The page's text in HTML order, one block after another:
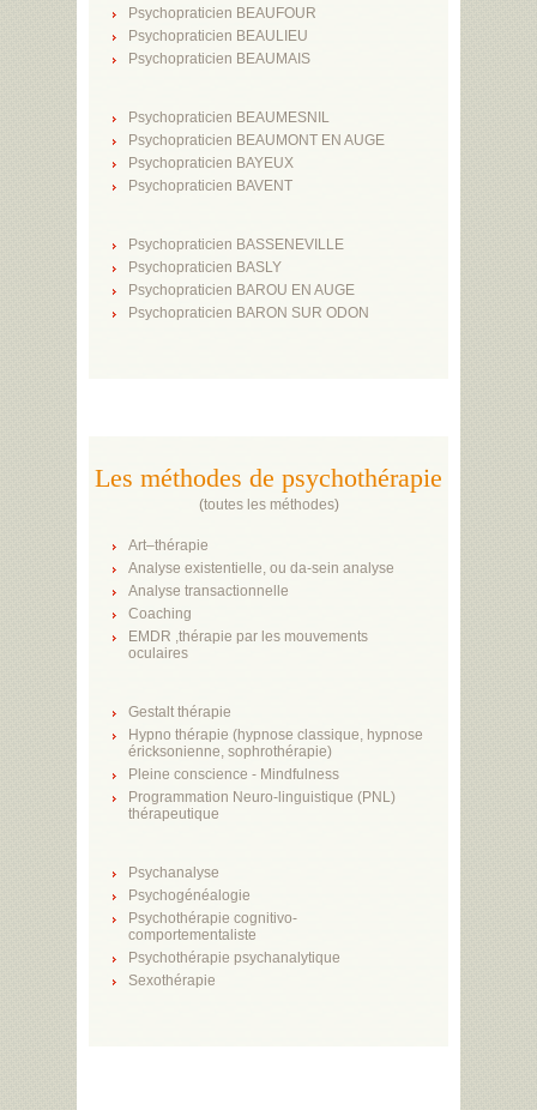
Psychopraticien BEAUFOUR
Psychopraticien BEAULIEU
Psychopraticien BEAUMAIS
Psychopraticien BEAUMESNIL
Psychopraticien BEAUMONT EN AUGE
Psychopraticien BAYEUX
Psychopraticien BAVENT
Psychopraticien BASSENEVILLE
Psychopraticien BASLY
Psychopraticien BAROU EN AUGE
Psychopraticien BARON SUR ODON
Les méthodes de psychothérapie
(toutes les méthodes)
Art–thérapie
Analyse existentielle, ou da-sein analyse
Analyse transactionnelle
Coaching
EMDR ,thérapie par les mouvements
oculaires
Gestalt thérapie
Hypno thérapie (hypnose classique, hypnose
éricksonienne, sophrothérapie)
Pleine conscience - Mindfulness
Programmation Neuro-linguistique (PNL)
thérapeutique
Psychanalyse
Psychogénéalogie
Psychothérapie cognitivo-
comportementaliste
Psychothérapie psychanalytique
Sexothérapie